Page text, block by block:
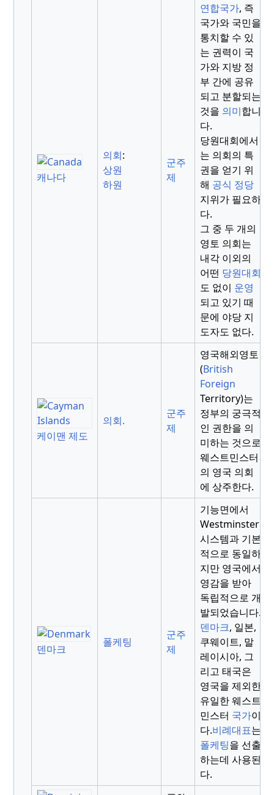
캐나다
의회:
상원
하원
군주
제
연합국가, 즉
국가와 국민을
통치할 수 있
는 권력이 국
가와 지방 정
부 간에 공유
되고 분할되는
것을 의미합니
다.
당원대회에서
는 의회의 특
권을 얻기 위
해 공식 정당
지위가 필요하
다.
그 중 두 개의
영토 의회는
내각 이외의
어떤 당원대회
도 없이 운영
되고 있기 때
문에 야당 지
도자도 없다.
케이맨 제도
의회.
군주
제
영국해외영토
(British
Foreign
Territory)는
정부의 궁극적
인 권한을 의
미하는 것으로
웨스트민스터
의 영국 의회
에 상주한다.
덴마크
폴케팅
군주
제
기능면에서
Westminster
시스템과 기본
적으로 동일하
지만 영국에서
영감을 받아
독립적으로 개
발되었습니다.
덴마크, 일본,
쿠웨이트, 말
레이시아, 그
리고 태국은
영국을 제외한
유일한 웨스트
민스터 국가이
다.비례대표는
폴케팅을 선출
하는데 사용된
다.